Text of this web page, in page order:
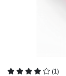
(1)